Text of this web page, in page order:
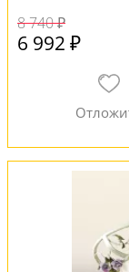
8 740 ₽
6 992 ₽